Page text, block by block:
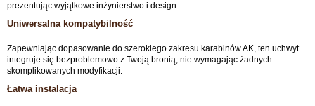
prezentując wyjątkowe inżynierstwo i design.
Uniwersalna kompatybilność
Zapewniając dopasowanie do szerokiego zakresu karabinów AK, ten uchwyt
integruje się bezproblemowo z Twoją bronią, nie wymagając żadnych
skomplikowanych modyfikacji.
Łatwa instalacja